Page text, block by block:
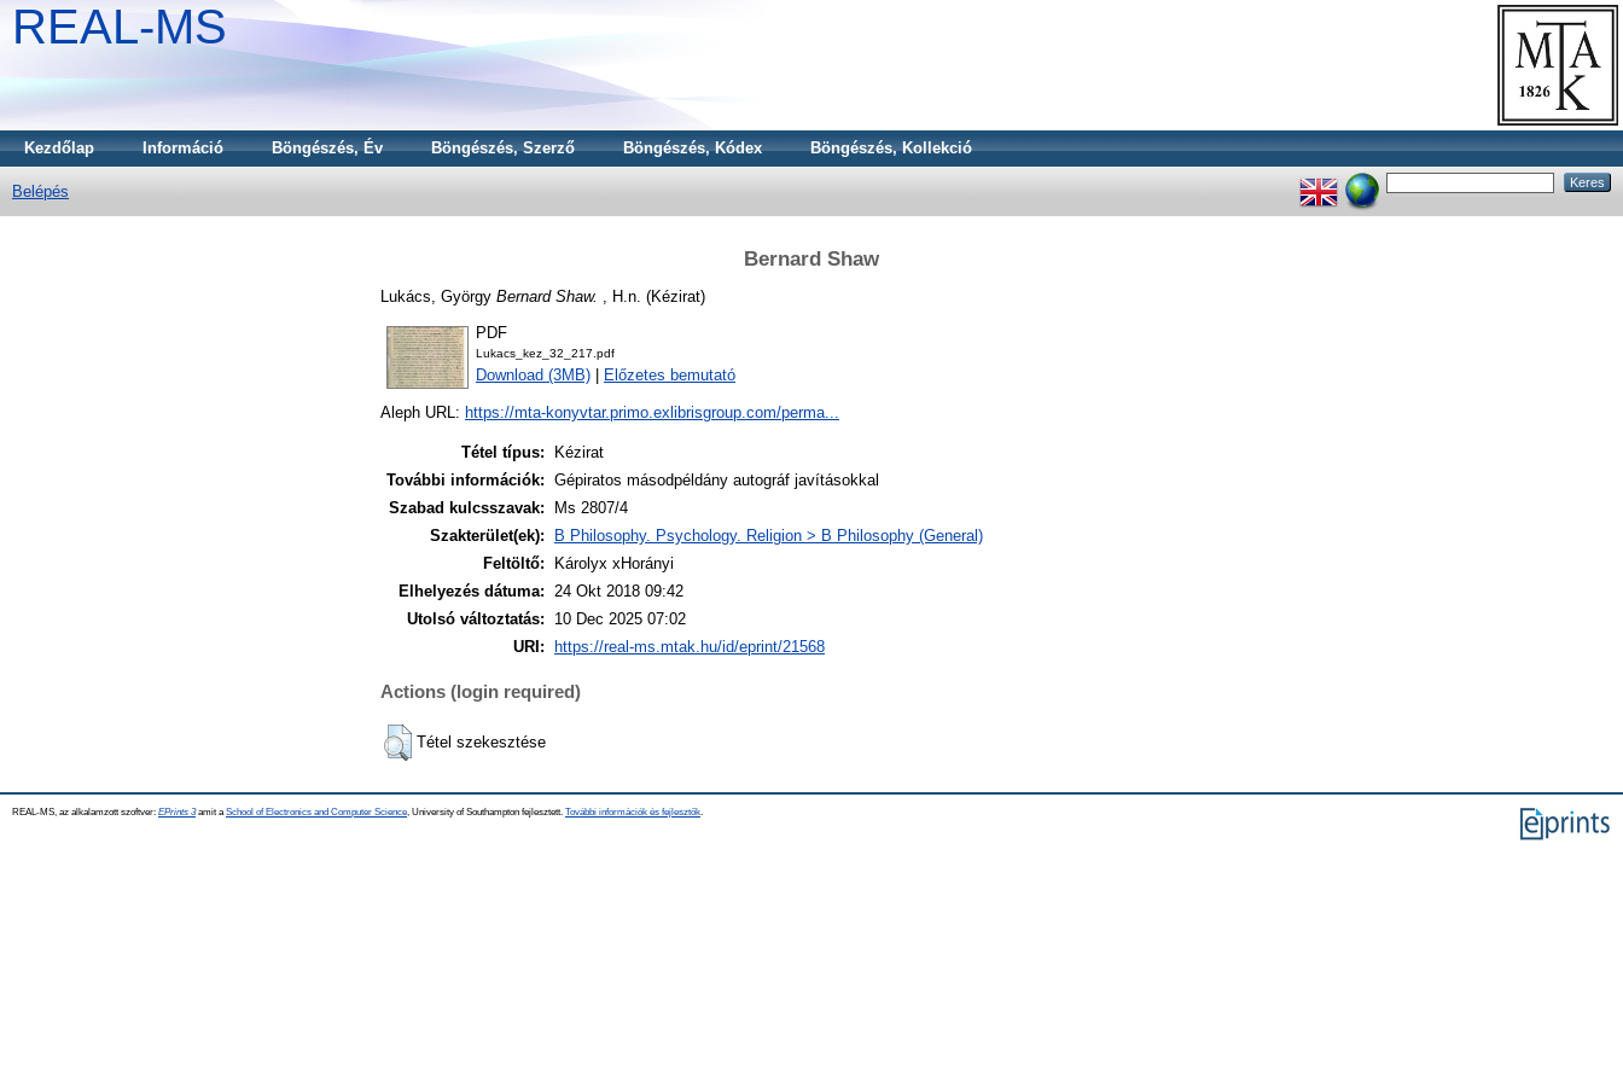
REAL-MS
Kezdőlap Információ Böngészés, Év Böngészés, Szerző Böngészés, Kódex Böngészés, Kollekció
Belépés
Bernard Shaw
Lukács, György Bernard Shaw. , H.n. (Kézirat)
PDF
Lukacs_kez_32_217.pdf
Download (3MB) Előzetes bemutató
Aleph URL: https://mta-konyvtar.primo.exlibrisgroup.com/perma...
Tétel típus:
Kézirat
További információk: Gépiratos másodpéldány autográf javításokkal
Szabad kulcsszavak:
Ms 2807/4
Szakterület(ek):
B Philosophy. Psychology. Religion > B Philosophy (General)
Feltöltő:
Károlyx xHorányi
Elhelyezés dátuma: 24 Okt 2018 09:42
Utolsó változtatás:
10 Dec 2025 07:02
URI:
https://real-ms.mtak.hu/id/eprint/21568
Actions (login required)
Tétel szekesztése
REAL-MS, az alkalamzott szoftver: EPrints 3amit a School of Electronics and Computer Science , University of Southampton fejlesztett. További információk és fejlesztők